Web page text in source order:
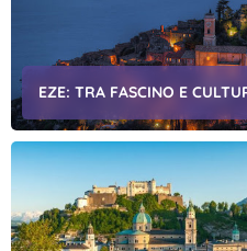
EZE: TRA FASCINO E